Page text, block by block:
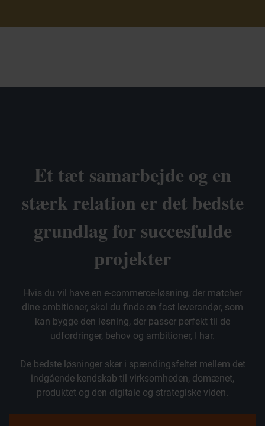
Et tæt samarbejde og en
stærk relation er det bedste
grundlag for succesfulde
projekter
Hvis du vil have en e-commerce-løsning, der matcher
dine ambitioner, skal du finde en fast leverandør, som
kan bygge den løsning, der passer perfekt til de
udfordringer, behov og ambitioner, I har.
De bedste løsninger sker i spændingsfeltet mellem det
indgående kendskab til virksomheden, domænet,
produktet og den digitale og strategiske viden.